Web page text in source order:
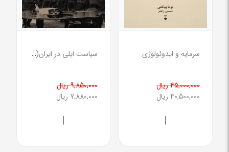
سرمایه و ایدوئولوژی
45,000,000 ریال
40,500,000 ریال
|
سیاست ایلی در ایران(ستیز روستایی و دولت جدید 1300-1320)
9,850,000 ریال
7,880,000 ریال
|